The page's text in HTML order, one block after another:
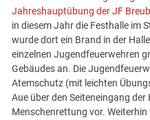
Jahreshauptübung der JF
in diesem Jahr die Festhalle im
wurde dort ein Brand in der
einzelnen Jugendfeuerwehren
Gebäudes an. Die
Atemschutz (mit leichten
Aue über den Seiteneingang
Menschenrettung vor.